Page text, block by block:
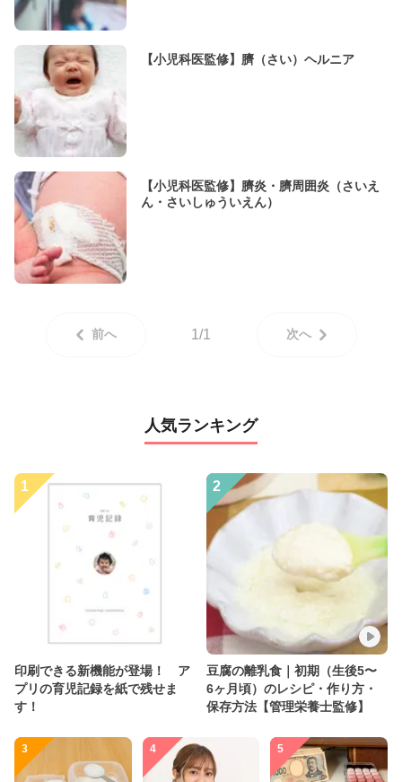
【小児科医監修】臍（さい）ヘルニア
【小児科医監修】臍炎・臍周囲炎（さいえ
ん・さいしゅういえん）
前へ 1/1 次へ
人気ランキング
1
印刷できる新機能が登場！ ア
プリの育児記録を紙で残せま
す！
2
豆腐の離乳食｜初期（生後5〜
6ヶ月頃）のレシピ・作り方・
保存方法【管理栄養士監修】
3 4 5